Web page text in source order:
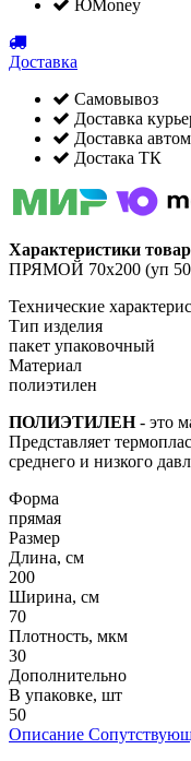
ЮMoney
Доставка
Самовывоз
Доставка
Доставка
Достака ТК
Характеристики
ПРЯМОЙ 70х200 (уп
Технические
Тип изделия
пакет упаковочный
Материал
полиэтилен
ПОЛИЭТИЛЕН- это
Представляет
среднего и низкого
Форма
прямая
Размер
Длина, см
200
Ширина, см
70
Плотность, мкм
30
Дополнительно
В упаковке, шт
50
Описание